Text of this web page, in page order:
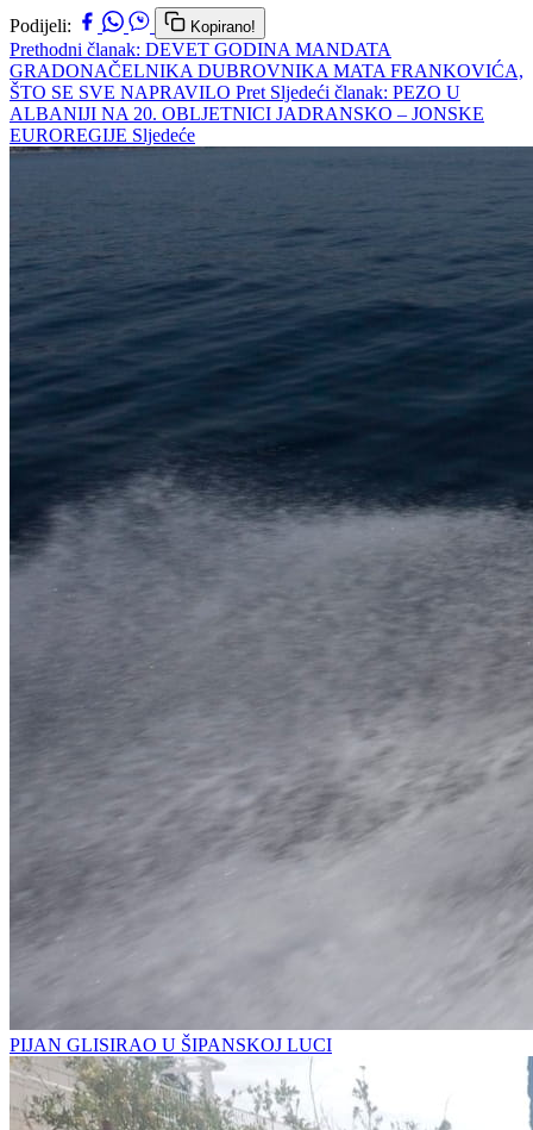
Podijeli: Kopirano!
Prethodni članak: DEVET GODINA MANDATA
GRADONAČELNIKA DUBROVNIKA MATA FRANKOVIĆA,
ŠTO SE SVE NAPRAVILO Pret Sljedeći članak: PEZO U
ALBANIJI NA 20. OBLJETNICI JADRANSKO – JONSKE
EUROREGIJE Sljedeće
PIJAN GLISIRAO U ŠIPANSKOJ LUCI